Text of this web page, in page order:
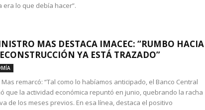
era lo que debía hacer”.
MAS DESTACA IMACEC: “RUMBO HACIA
YA ESTÁ TRAZADO”
remarcó: “Tal como lo habíamos anticipado, el Banco Central
que la actividad económica repuntó en junio, quebrando la racha
de los meses previos. En esa línea, destaca el positivo